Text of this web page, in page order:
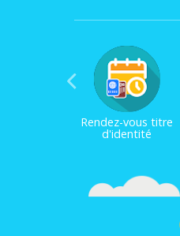
Rendez-vous titre
d'identité